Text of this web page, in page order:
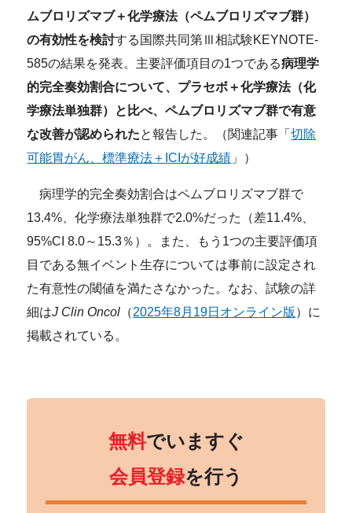
ムブロリズマブ＋化学療法（ペムブロリズマブ群）
の有効性を検討する国際共同第Ⅲ相試験KEYNOTE-
585の結果を発表。主要評価項目の1つである病理学
的完全奏効割合について、プラセボ＋化学療法（化
学療法単独群）と比べ、ペムブロリズマブ群で有意
な改善が認められたと報告した。（関連記事「切除
可能胃がん、標準療法＋ICIが好成績 」）
病理学的完全奏効割合はペムブロリズマブ群で
13.4%、化学療法単独群で2.0%だった（差11.4%、
95%CI 8.0～15.3％）。また、もう1つの主要評価項
目である無イベント生存については事前に設定され
た有意性の閾値を満たさなかった。なお、試験の詳
細はJ Clin Oncol （2025年8月19日オンライン版 ）に
掲載されている。
無料でいますぐ
会員登録を行う